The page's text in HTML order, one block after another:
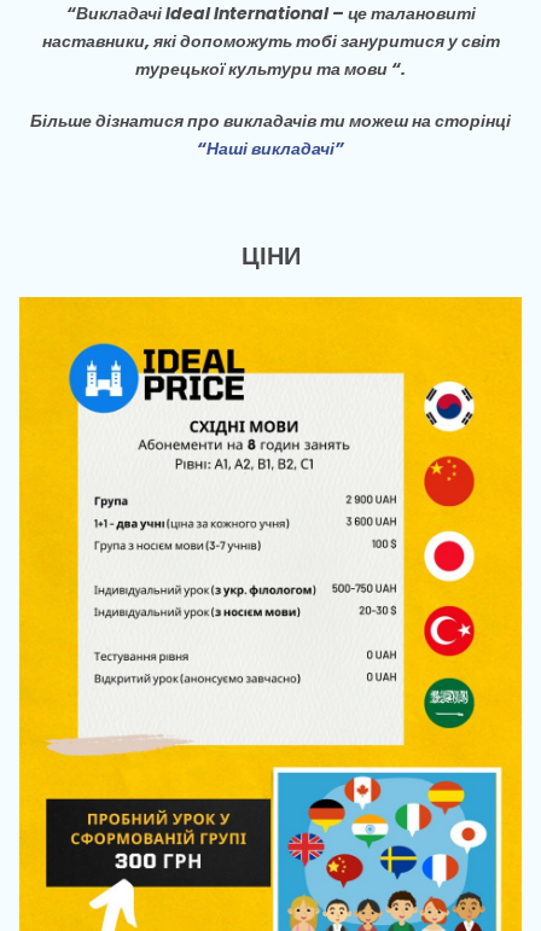
“Викладачі Ideal International – це талановиті
наставники, які допоможуть тобі зануритися у світ
турецької культури та мови “.
Більше дізнатися про викладачів ти можеш на сторінці
“Наші викладачі”
ЦІНИ